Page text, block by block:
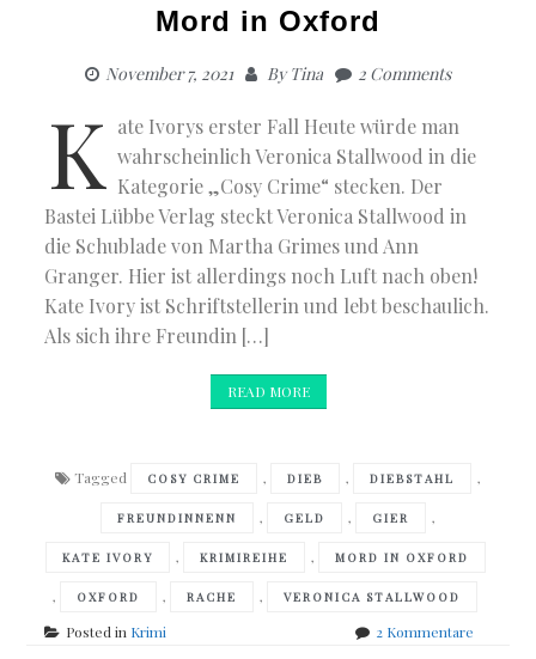
Mord in Oxford
November 7, 2021 ByTina 2 Comments
K ate Ivorys erster Fall Heute würde man
wahrscheinlich Veronica Stallwood in die
Kategorie „Cosy Crime“ stecken. Der
Bastei Lübbe Verlag steckt Veronica Stallwood in
die Schublade von Martha Grimes und Ann
Granger. Hier ist allerdings noch Luft nach oben!
Kate Ivory ist Schriftstellerin und lebt beschaulich.
Als sich ihre Freundin […]
READ MORE
Tagged COSY CRIME , DIEB , DIEBSTAHL ,
FREUNDINNENN , GELD , GIER ,
KATE IVORY , KRIMIREIHE , MORD IN OXFORD
, OXFORD , RACHE , VERONICA STALLWOOD
Posted in Krimi 2 Kommentarezu